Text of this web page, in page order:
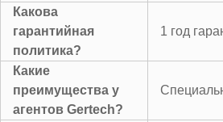
Какова
гарантийная
политика?
1 год
Какие
преимущества у
агентов Gertech?